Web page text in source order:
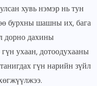
хувь нэмэр нь тун
бурхны шашны их, бага
дорно дахины
ухаан, дотоодухааны
гүн нарийн зүйл